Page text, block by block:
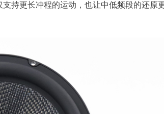
持更长冲程的运动，也让中低频段的还原